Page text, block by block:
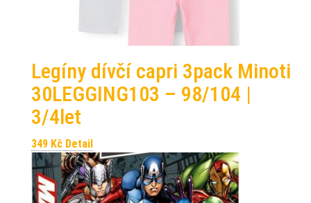
Legíny dívčí capri 3pack Minoti
30LEGGING103 – 98/104 |
3/4let
349 Kč Detail